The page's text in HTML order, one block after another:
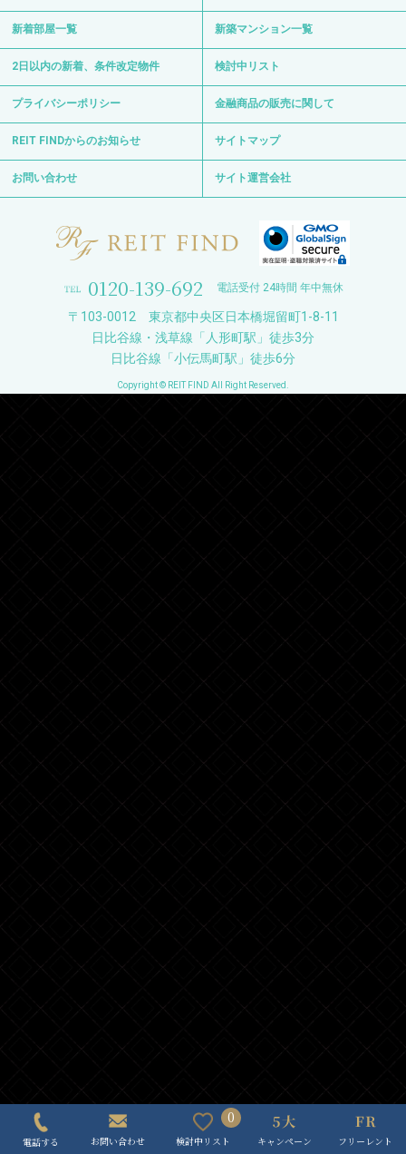
新着部屋一覧 新築マンション一覧
2日以内の新着、条件改定物件 検討中リスト
プライバシーポリシー 金融商品の販売に関して
REIT FINDからのお知らせ サイトマップ
お問い合わせ サイト運営会社
0120-139-692 電話受付 24時間 年中無休
〒103-0012 東京都中央区日本橋堀留町1-8-11
日比谷線・浅草線「人形町駅」徒歩3分
日比谷線「小伝馬町駅」徒歩6分
Copyright © REIT FIND All Right Reserved.
電話する お問い合わせ
0
検討中リスト キャンペーン フリーレント